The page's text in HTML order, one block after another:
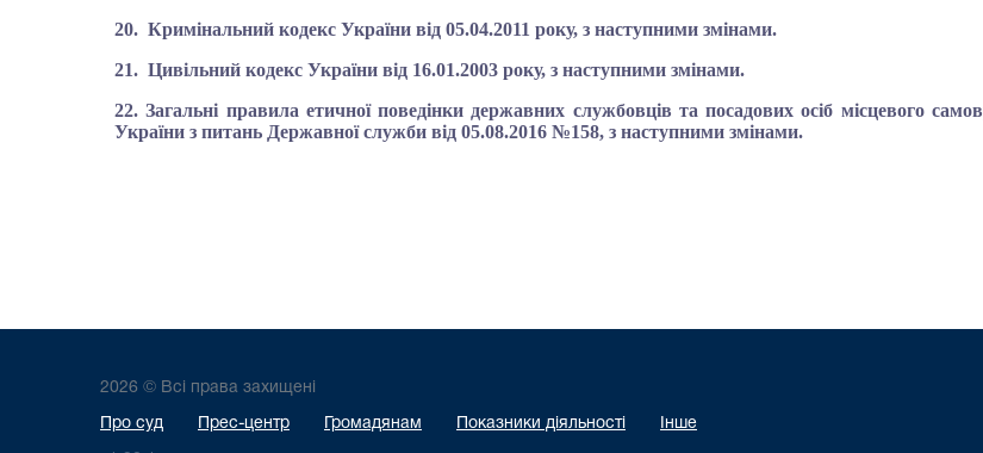
20. Кримінальний кодекс України від 05.04.2011 року, з наступними змінами.
21. Цивільний кодекс України від 16.01.2003 року, з наступними змінами.
22.Загальні правила етичної поведінки державних службовців та посадових осіб місцевого
України з питань Державної служби від 05.08.2016 №158, з наступними змінами.
2026 © Всі права захищені
Про суд Прес-центр Громадянам Показники діяльності Інше